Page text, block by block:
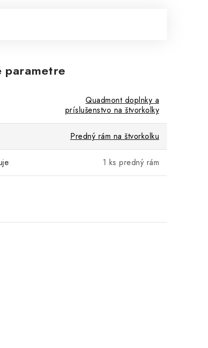
parametre
Quadmont doplnky a
príslušenstvo na štvorkolky
Predný rám na štvorkolku
1 ks predný rám